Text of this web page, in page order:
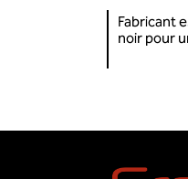
Fabricant
noir pour